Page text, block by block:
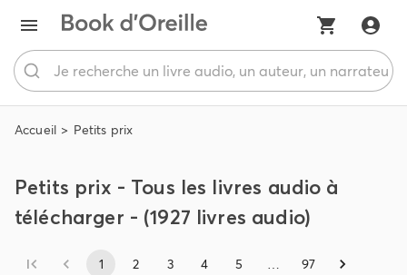
Accueil Petits prix
Petits prix - Tous les livres audio à
télécharger - (1927 livres audio)
1 2 3 4 5 … 97